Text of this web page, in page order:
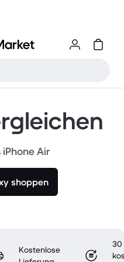
iPhone Air
shoppen
Kostenlose
30